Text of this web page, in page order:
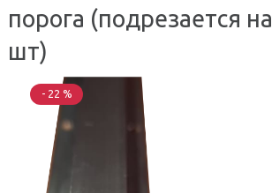
порога (подрезается
шт)
- 22 %